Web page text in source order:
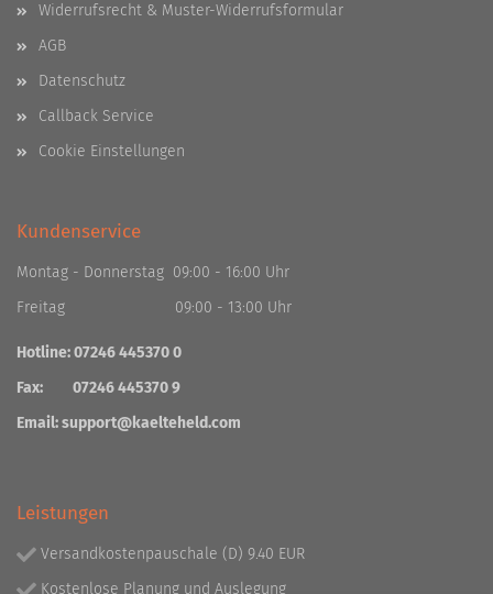
Widerrufsrecht & Muster-Widerrufsformular
AGB
Datenschutz
Callback Service
Cookie Einstellungen
Kundenservice
Montag - Donnerstag 09:00 - 16:00 Uhr
Freitag 09:00 - 13:00 Uhr
Hotline: 07246 445370 0
Fax: 07246 445370 9
Email:support@kaelteheld.com
Leistungen
Versandkostenpauschale (D) 9.40 EUR
Kostenlose Planung und Auslegung